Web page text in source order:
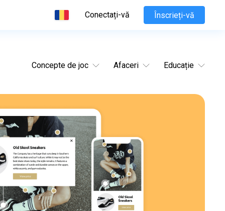
Conectați-vă Înscrieți-vă
Concepte de joc Afaceri Educație